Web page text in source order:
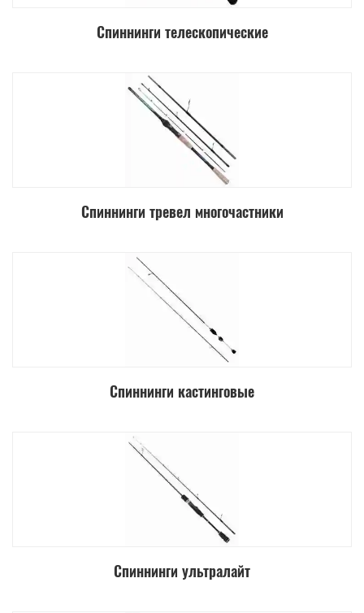
Спиннинги телескопические
Спиннинги тревел многочастники
Спиннинги кастинговые
Спиннинги ультралайт